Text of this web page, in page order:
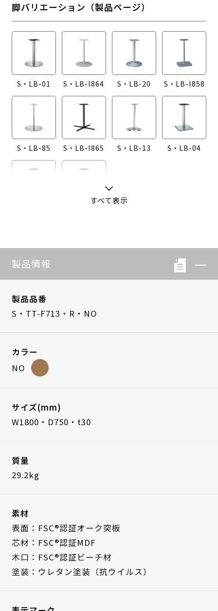
脚バリエーション（製品ページ）
S・LB-01 S・LB-I864 S・LB-20 S・LB-I858
S・LB-85 S・LB-I865 S・LB-13 S・LB-04
すべて表示
製品情報
製品品番
S・TT-F713・R・NO
カラー
NO
サイズ(mm)
W1800・D750・t30
質量
29.2kg
素材
表面：FSC®認証オーク突板
芯材：FSC®認証MDF
木口：FSC®認証ビーチ材
塗装：ウレタン塗装（抗ウイルス）